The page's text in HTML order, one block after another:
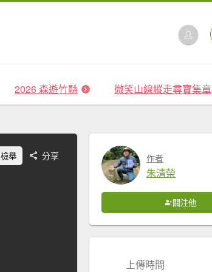
2026 森遊竹縣 微笑山線縱走尋寶集章
檢舉 分享 作者
朱清榮
關注他
上傳時間